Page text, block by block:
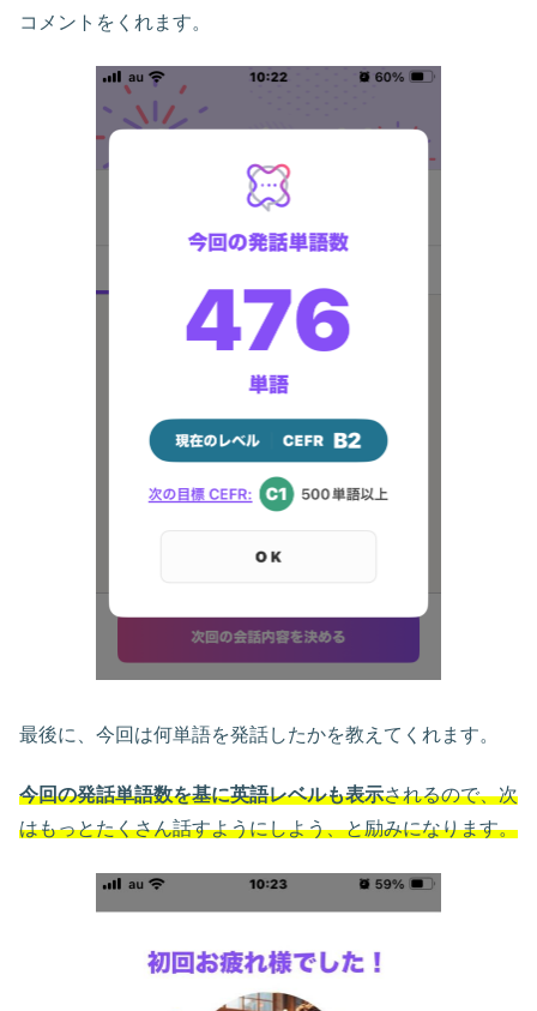
コメントをくれます。
最後に、今回は何単語を発話したかを教えてくれます。
今回の発話単語数を基に英語レベルも表示されるので、次
はもっとたくさん話すようにしよう、と励みになります。